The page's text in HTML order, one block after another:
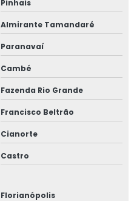
Pinhais
Almirante Tamandaré
Paranavaí
Cambé
Fazenda Rio Grande
Francisco Beltrão
Cianorte
Castro
Florianópolis